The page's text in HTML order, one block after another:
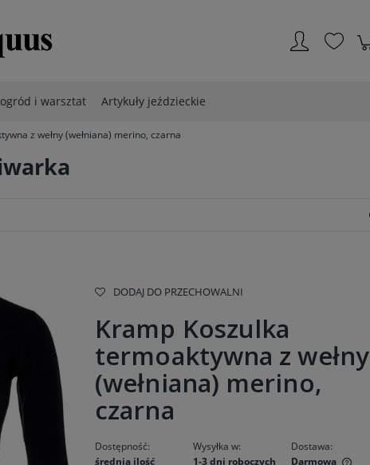
i warsztat Artykuły jeździeckie
z wełny (wełniana) merino, czarna
DODAJ DO PRZECHOWALNI
Kramp Koszulka
termoaktywna z wełny
(wełniana) merino,
czarna
Dostępność:
średnia ilość
Wysyłka w:
1-3 dni roboczych
Dostawa:
Darmowa